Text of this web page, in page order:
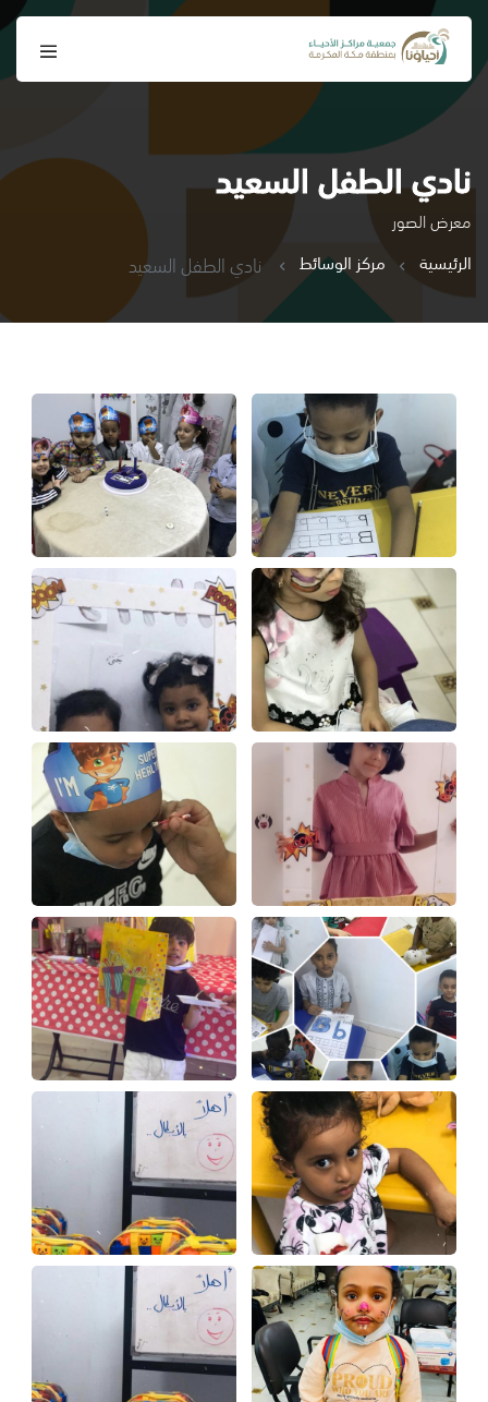
نادي الطفل السعيد
معرض الصور
الرئيسية
مركز الوسائط نادي الطفل السعيد